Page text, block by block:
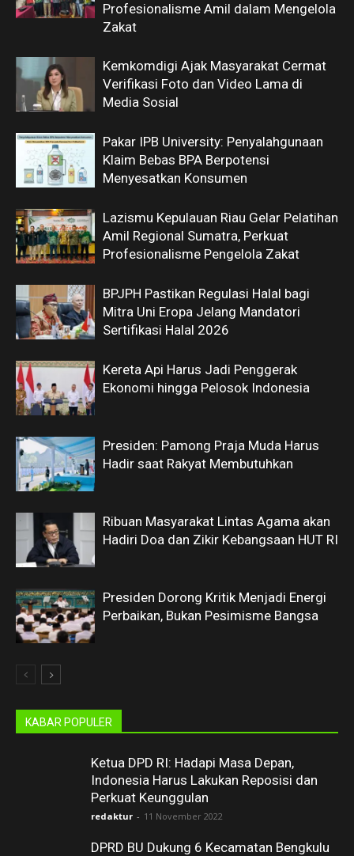
Profesionalisme Amil dalam Mengelola
Zakat
Kemkomdigi Ajak Masyarakat Cermat
Verifikasi Foto dan Video Lama di
Media Sosial
Pakar IPB University: Penyalahgunaan
Klaim Bebas BPA Berpotensi
Menyesatkan Konsumen
Lazismu Kepulauan Riau Gelar Pelatihan
Amil Regional Sumatra, Perkuat
Profesionalisme Pengelola Zakat
BPJPH Pastikan Regulasi Halal bagi
Mitra Uni Eropa Jelang Mandatori
Sertifikasi Halal 2026
Kereta Api Harus Jadi Penggerak
Ekonomi hingga Pelosok Indonesia
Presiden: Pamong Praja Muda Harus
Hadir saat Rakyat Membutuhkan
Ribuan Masyarakat Lintas Agama akan
Hadiri Doa dan Zikir Kebangsaan HUT RI
Presiden Dorong Kritik Menjadi Energi
Perbaikan, Bukan Pesimisme Bangsa
KABAR POPULER
Ketua DPD RI: Hadapi Masa Depan,
Indonesia Harus Lakukan Reposisi dan
Perkuat Keunggulan
redaktur - 11 November 2022
DPRD BU Dukung 6 Kecamatan Bengkulu